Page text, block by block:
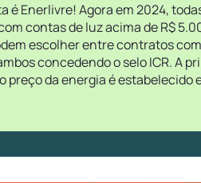
é Enerlivre! Agora em 2024,
contas de luz acima de R$
escolher entre contratos
concedendo o selo ICR. A
preço da energia é estabelecido